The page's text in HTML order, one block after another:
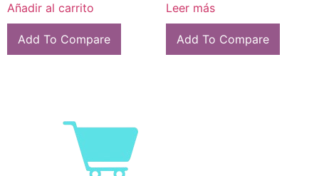
Añadir al carrito
Add To Compare
Leer más
Add To Compare